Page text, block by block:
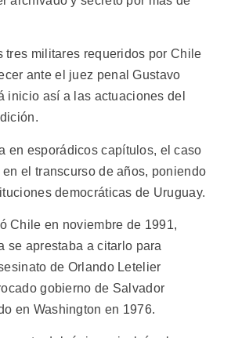
tres militares requeridos por Chile
ante el juez penal Gustavo
inicio así a las actuaciones del
en esporádicos capítulos, el caso
el transcurso de años, poniendo
democráticas de Uruguay.
Chile en noviembre de 1991,
se aprestaba a citarlo para
de Orlando Letelier
gobierno de Salvador
en Washington en 1976.